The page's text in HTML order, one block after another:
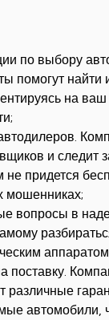
по выбору
помогут найти
на
и следит
не придется
мошенниках;
вопросы в
поставку.
различные
автомобили,